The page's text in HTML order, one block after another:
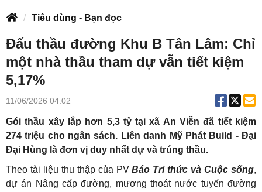
Tiêu dùng - Bạn đọc
Đấu thầu đường Khu B Tân Lâm: Chỉ
một nhà thầu tham dự vẫn tiết kiệm
5,17%
11/06/2026 04:02
Gói thầu xây lắp hơn 5,3 tỷ tại xã An Viễn đã tiết kiệm
274 triệu cho ngân sách. Liên danh Mỹ Phát Build - Đại
Đại Hùng là đơn vị duy nhất dự và trúng thầu.
Theo tài liệu thu thập của PVBáo Tri thức và Cuộc sống,
dự án Nâng cấp đường, mương thoát nước tuyến đường